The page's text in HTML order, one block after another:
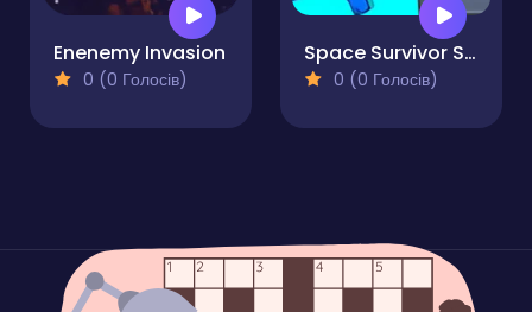
Enenemy Invasion
0 (0 Голосів)
Space Survivor Shooting
0 (0 Голосів)